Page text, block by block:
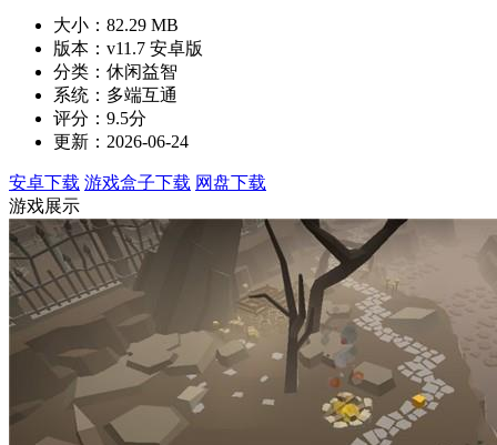
大小：82.29 MB
版本：v11.7 安卓版
分类：休闲益智
系统：多端互通
评分：9.5分
更新：2026-06-24
安卓下载 游戏盒子下载 网盘下载
游戏展示